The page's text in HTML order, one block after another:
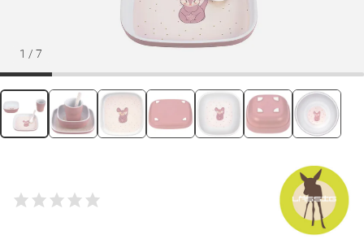
1 / 7